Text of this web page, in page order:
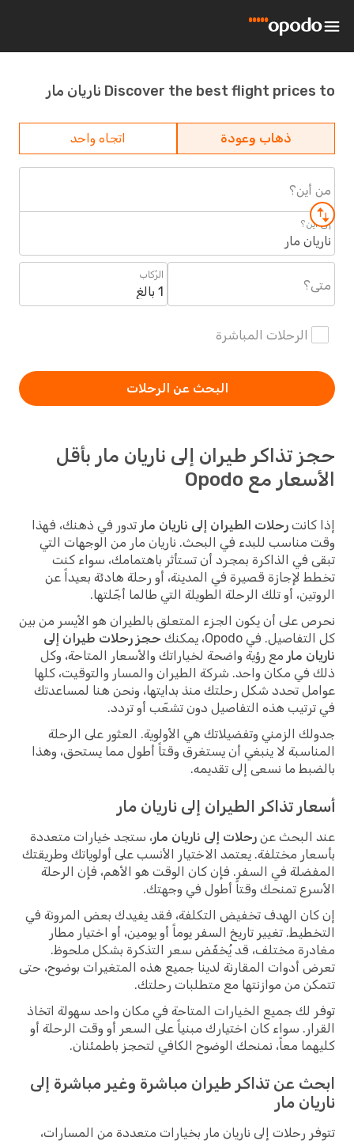
Discover the best flight prices to ناريان مار
ذهاب وعودة اتجاه واحد
من أين؟
إلى أين؟
ناريان مار
متى؟
الرُكاب
1 بالغ
الرحلات المباشرة
البحث عن الرحلات
حجز تذاكر طيران إلى ناريان مار بأقل
الأسعار مع Opodo
إذا كانت رحلات الطيران إلى ناريان مار تدور في ذهنك، فهذا
وقت مناسب للبدء في البحث. ناريان مار من الوجهات التي
تبقى في الذاكرة بمجرد أن تستأثر باهتمامك، سواء كنت
تخطط لإجازة قصيرة في المدينة، أو رحلة هادئة بعيداً عن
الروتين، أو تلك الرحلة الطويلة التي طالما أجّلتها.
نحرص على أن يكون الجزء المتعلق بالطيران هو الأيسر من بين
كل التفاصيل. في Opodo، يمكنك
حجز رحلات طيران إلى
ناريان مار مع رؤية واضحة لخياراتك والأسعار المتاحة، وكل
ذلك في مكان واحد. شركة الطيران والمسار والتوقيت، كلها
عوامل تحدد شكل رحلتك منذ بدايتها، ونحن هنا لمساعدتك
في ترتيب هذه التفاصيل دون تشعّب أو تردد.
جدولك الزمني وتفضيلاتك هي الأولوية. العثور على الرحلة
المناسبة لا ينبغي أن يستغرق وقتاً أطول مما يستحق، وهذا
بالضبط ما نسعى إلى تقديمه.
أسعار تذاكر الطيران إلى ناريان مار
عند البحث عن رحلات إلى ناريان مار، ستجد خيارات متعددة
بأسعار مختلفة. يعتمد الاختيار الأنسب على أولوياتك وطريقتك
المفضلة في السفر. فإن كان الوقت هو الأهم، فإن الرحلة
الأسرع تمنحك وقتاً أطول في وجهتك.
إن كان الهدف تخفيض التكلفة، فقد يفيدك بعض المرونة في
التخطيط. تغيير تاريخ السفر يوماً أو يومين، أو اختيار مطار
مغادرة مختلف، قد يُخفّض سعر التذكرة بشكل ملحوظ.
تعرض أدوات المقارنة لدينا جميع هذه المتغيرات بوضوح، حتى
تتمكن من موازنتها مع متطلبات رحلتك.
توفر لك جميع الخيارات المتاحة في مكان واحد سهولة اتخاذ
القرار. سواء كان اختيارك مبنياً على السعر أو وقت الرحلة أو
كليهما معاً، نمنحك الوضوح الكافي لتحجز باطمئنان.
ابحث عن تذاكر طيران مباشرة وغير مباشرة إلى
ناريان مار
تتوفر رحلات إلى ناريان مار بخيارات متعددة من المسارات،